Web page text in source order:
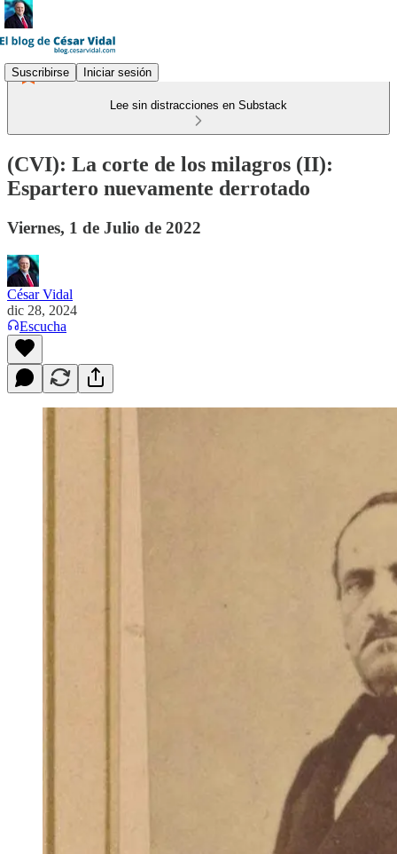
Suscribirse Iniciar sesión
Lee sin distracciones en Substack
(CVI): La corte de los milagros (II):
Espartero nuevamente derrotado
Viernes, 1 de Julio de 2022
César Vidal
dic 28, 2024
Escucha